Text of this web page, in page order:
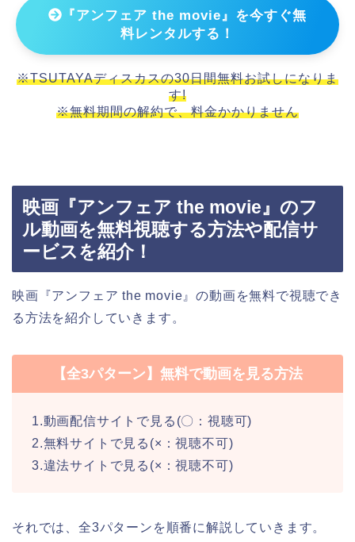
『アンフェア the movie』を今すぐ無
料レンタルする！
※TSUTAYAディスカスの30日間無料お試しになりま
す!
※無料期間の解約で、料金かかりません
映画『アンフェア the movie』のフ
ル動画を無料視聴する方法や配信サ
ービスを紹介！
映画『アンフェア the movie』の動画を無料で視聴でき
る方法を紹介していきます。
【全3パターン】無料で動画を見る方法
1.動画配信サイトで見る(〇：視聴可)
2.無料サイトで見る(×：視聴不可)
3.違法サイトで見る(×：視聴不可)
それでは、全3パターンを順番に解説していきます。